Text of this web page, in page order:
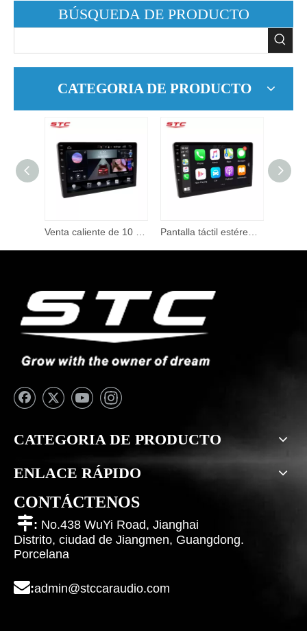
BÚSQUEDA DE PRODUCTO
CATEGORIA DE PRODUCTO
CATEGORIA DE PRODUCTO
ENLACE RÁPIDO
CONTÁCTENOS
: No.438 WuYi Road, Jianghai
Distrito, ciudad de Jiangmen, Guangdong.
Porcelana
:admin@stccaraudio.com